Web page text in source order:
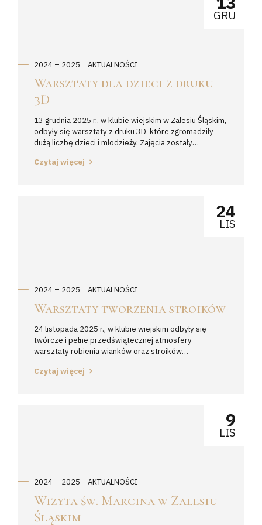
2024 – 2025 AKTUALNOŚCI
GRU
Warsztaty dla dzieci z druku
3D
13 grudnia 2025 r., w klubie wiejskim w Zalesiu Śląskim,
odbyły się warsztaty z druku 3D, które zgromadziły
dużą liczbę dzieci i młodzieży. Zajęcia zostały
udział wzięło 19 osób, oraz starszej, liczącej 22
Czytaj więcej
2024 – 2025 AKTUALNOŚCI
24
LIS
Warsztaty tworzenia stroików
24 listopada 2025 r., w klubie wiejskim odbyły się
twórcze i pełne przedświątecznej atmosfery
warsztaty robienia wianków oraz stroików
okazję stworzyć własnoręcznie wyjątkowe dekoracje.
Czytaj więcej
2024 – 2025 AKTUALNOŚCI
9
LIS
Wizyta św. Marcina w Zalesiu
Śląskim